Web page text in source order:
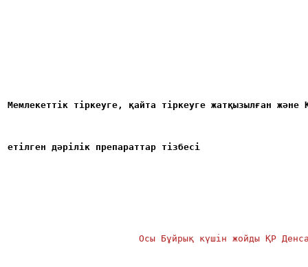
Мемлекеттік тіркеуге, қайта тіркеуге жатқызылған
етілген дәрілік препараттар тізбесі
Осы Бұйрық күшін жойды ҚР